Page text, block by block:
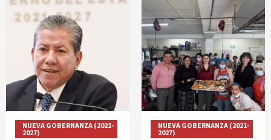
NUEVA GOBERNANZA (2021-
2027)
NUEVA GOBERNANZA (2021-
2027)